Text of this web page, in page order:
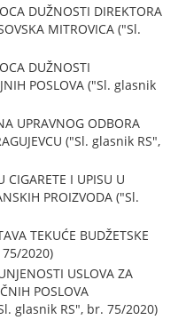
DUŽNOSTI DIREKTORA
MITROVICA ("Sl.
DUŽNOSTI
POSLOVA ("Sl. glasnik
UPRAVNOG ODBORA
("Sl. glasnik RS",
CIGARETE I UPISU U
PROIZVODA ("Sl.
TEKUĆE BUDŽETSKE
75/2020)
USLOVA ZA
POSLOVA
glasnik RS", br. 75/2020)